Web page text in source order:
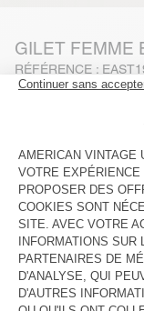
GILET FEMME
RÉFÉRENCE :
|
S
GUIDE DES TAILLES
Livraison estimée